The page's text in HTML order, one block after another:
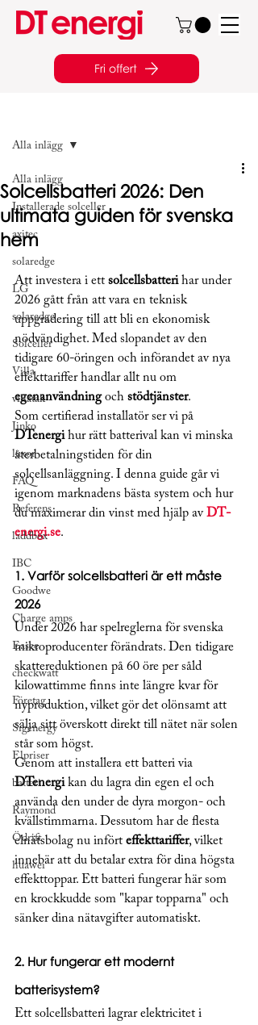
Fri offert
Alla inlägg
Installerade solceller
axitec
solaredge
LG
solaredge
Solceller
Villa
villatak
Jinko
luxor
FAQ
Referens
laddbox
IBC
Goodwe
Charge amps
Easee
checkwatt
Företag
Sigenergy
Elpriser
batteri
Raymond
Ödrift
huawei
Alla inlägg
Solcellsbatteri 2026: Den
ultimata guiden för svenska
hem
Att investera i ett solcellsbatteri har under
2026 gått från att vara en teknisk
uppgradering till att bli en ekonomisk
nödvändighet. Med slopandet av den
tidigare 60-öringen och införandet av nya
effekttariffer handlar allt nu om
egenanvändning och stödtjänster.
Som certifierad installatör ser vi på
DTenergi hur rätt batterival kan vi minska
återbetalningstiden för din
solcellsanläggning. I denna guide går vi
igenom marknadens bästa system och hur
du maximerar din vinst med hjälp av DT-
energi.se.
1. Varför solcellsbatteri är ett måste
2026
Under 2026 har spelreglerna för svenska
mikroproducenter förändrats. Den tidigare
skattereduktionen på 60 öre per såld
kilowattimme finns inte längre kvar för
nyproduktion, vilket gör det olönsamt att
sälja sitt överskott direkt till nätet när solen
står som högst.
Genom att installera ett batteri via
DTenergi kan du lagra din egen el och
använda den under de dyra morgon- och
kvällstimmarna. Dessutom har de flesta
elnätsbolag nu infört effekttariffer, vilket
innebär att du betalar extra för dina högsta
effekttoppar. Ett batteri fungerar här som
en krockkudde som "kapar topparna" och
sänker dina nätavgifter automatiskt.
2. Hur fungerar ett modernt
batterisystem?
Ett solcellsbatteri lagrar elektricitet i